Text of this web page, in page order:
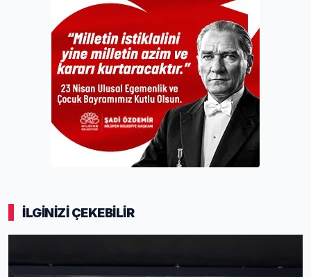
İLGİNİZİ ÇEKEBİLİR